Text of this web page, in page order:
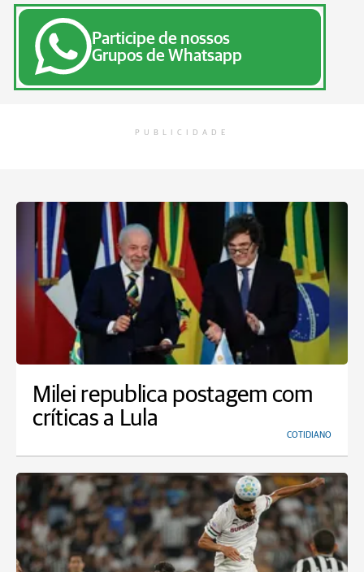
Participe de nossos
Grupos de Whatsapp
PUBLICIDADE
Milei republica postagem com
críticas a Lula
COTIDIANO